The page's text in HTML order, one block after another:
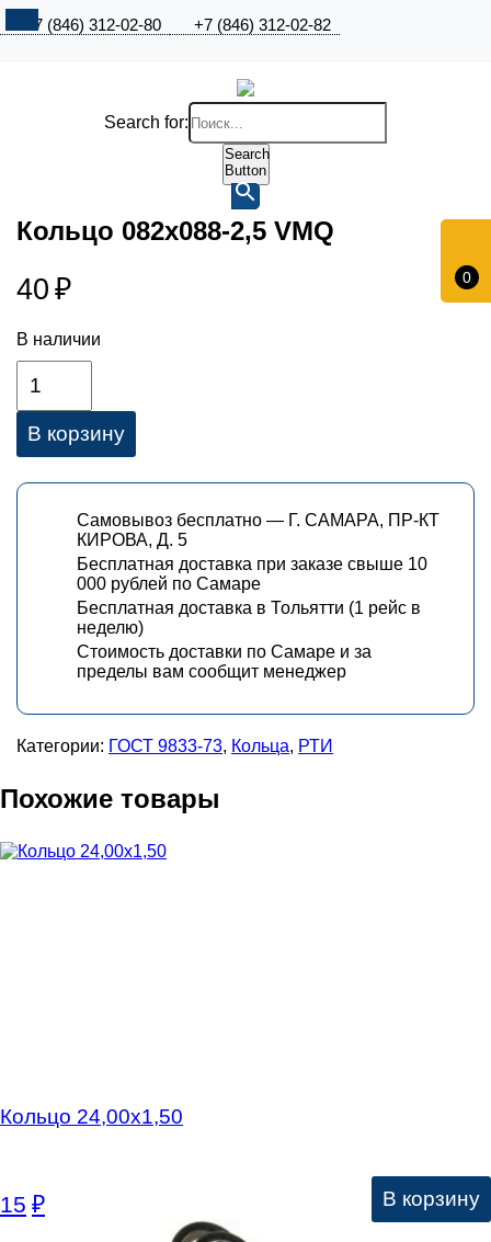
+7 (846) 312-02-80 +7 (846) 312-02-82
0
Search for:
Search
Button
Кольцо 082х088-2,5 VMQ
40 ₽
В наличии
В корзину
Самовывоз бесплатно — Г. САМАРА, ПР-КТ
КИРОВА, Д. 5
Бесплатная доставка при заказе свыше 10
000 рублей по Самаре
Бесплатная доставка в Тольятти (1 рейс в
неделю)
Стоимость доставки по Самаре и за
пределы вам сообщит менеджер
Категории: ГОСТ 9833-73, Кольца, РТИ
Похожие товары
Кольцо 24,00х1,50
15 ₽ В корзину